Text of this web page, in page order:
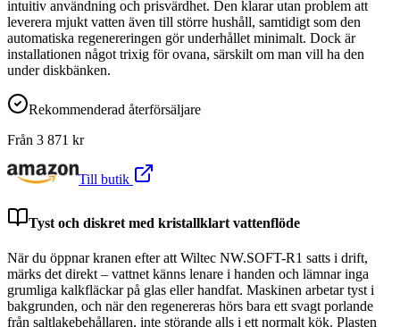
intuitiv användning och prisvärdhet. Den klarar utan problem att
leverera mjukt vatten även till större hushåll, samtidigt som den
automatiska regenereringen gör underhållet minimalt. Dock är
installationen något trixig för ovana, särskilt om man vill ha den
under diskbänken.
Rekommenderad återförsäljare
Från 3 871 kr
Till butik
Tyst och diskret med kristallklart vattenflöde
När du öppnar kranen efter att Wiltec NW.SOFT-R1 satts i drift,
märks det direkt – vattnet känns lenare i handen och lämnar inga
grumliga kalkfläckar på glas eller handfat. Maskinen arbetar tyst i
bakgrunden, och när den regenereras hörs bara ett svagt porlande
från saltlakebehållaren, inte störande alls i ett normalt kök. Plasten